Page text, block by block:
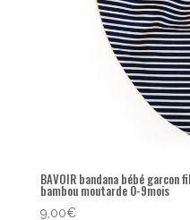
BAVOIR bandana bébé garcon
bambou moutarde 0-9mois
9,00€